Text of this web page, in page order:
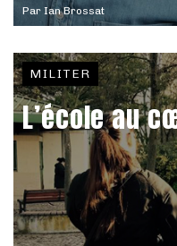
Par Ian Brossat
MILITER
L’école au